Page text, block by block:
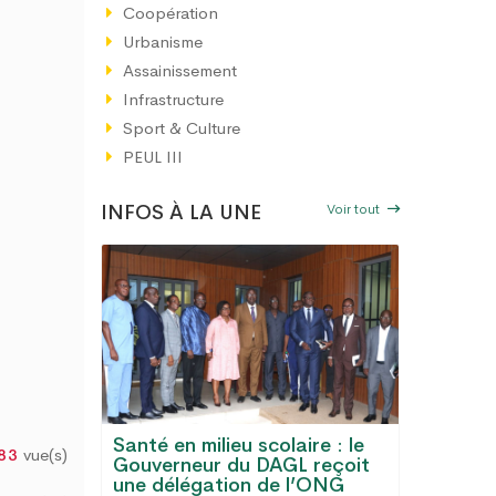
vue(s)
Coopération
Urbanisme
Assainissement
Infrastructure
Sport & Culture
PEUL III
INFOS À LA UNE Voir tout
:
Santé en milieu scolaire : le
Gouverneur du DAGL reçoit
une délégation de l’ONG